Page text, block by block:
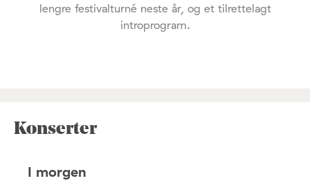
lengre festivalturné neste år, og et tilrettelagt
introprogram.
Konserter
I morgen